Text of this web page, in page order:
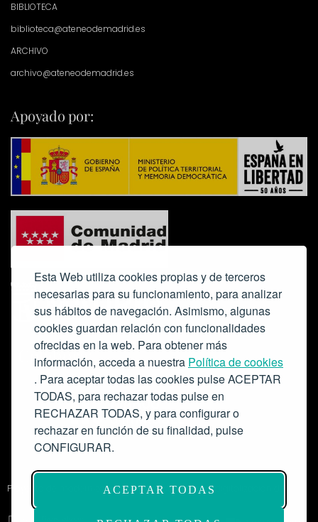
Esta Web utiliza cookies propias y de terceros
necesarias para su funcionamiento, para analizar
sus hábitos de navegación. Asimismo, algunas
cookies guardan relación con funcionalidades
ofrecidas en la web. Para obtener más
información, acceda a nuestra Política de cookies
. Para aceptar todas las cookies pulse ACEPTAR
TODAS, para rechazar todas pulse en
RECHAZAR TODAS, y para configurar o
rechazar en función de su finalidad, pulse
CONFIGURAR.
ACEPTAR TODAS
BIBLIOTECA
biblioteca@ateneodemadrid.es
ARCHIVO
archivo@ateneodemadrid.es
Apoyado por:
Colabora:
Proyecto de modernización de infraestructuras y digitalización del
Salón de Actos del Ateneo de Madrid como espacio escénico-musical.
Subvención: 175.000€